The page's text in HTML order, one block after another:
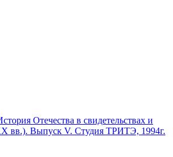
Отечества в свидетельствах и
вв.). Выпуск V. Студия ТРИТЭ, 1994г.